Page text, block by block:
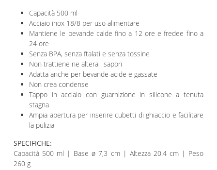
Capacità 500 ml
Acciaio inox 18/8 per uso alimentare
Mantiene le bevande calde fino a 12 ore e fredee fino a
24 ore
Senza BPA, senza ftalati e senza tossine
Non trattiene ne altera i sapori
Adatta anche per bevande acide e gassate
Non crea condense
Tappo in acciaio con guarnizione in silicone a tenuta
stagna
Ampia apertura per inserire cubetti di ghiaccio e facilitare
la pulizia
SPECIFICHE:
Capacità 500 ml | Base ø 7,3 cm | Altezza 20.4 cm | Peso
260 g